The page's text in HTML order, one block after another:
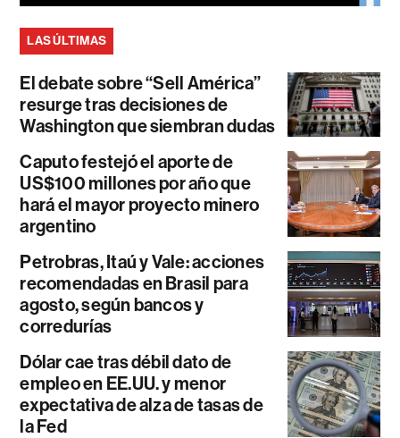
LAS ÚLTIMAS
El debate sobre “Sell América”
resurge tras decisiones de
Washington que siembran dudas
Caputo festejó el aporte de
US$100 millones por año que
hará el mayor proyecto minero
argentino
Petrobras, Itaú y Vale: acciones
recomendadas en Brasil para
agosto, según bancos y
corredurías
Dólar cae tras débil dato de
empleo en EE.UU. y menor
expectativa de alza de tasas de
la Fed